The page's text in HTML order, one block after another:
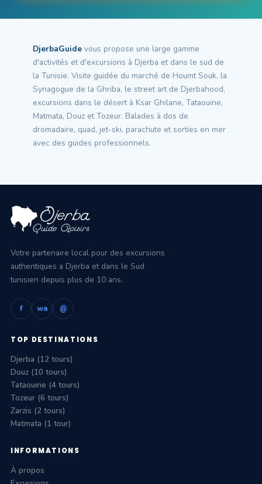
DjerbaGuide vous propose une large gamme
d'activités et d'excursions à Djerba et dans le sud de
la Tunisie. Visite guidée du marché de Houmt Souk, la
Synagogue de la Ghriba, le street art de Djerbahood,
excursions dans le désert à Ksar Ghilane, Tataouine,
Matmata, Douz et Tozeur. Balades à dos de
dromadaire, quad, jet-ski, parachute et sorties en mer
avec des guides professionnels.
Votre partenaire local pour des excursions
authentiques a Djerba et dans le Sud
tunisien depuis plus de 10 ans.
f wa @
TOP DESTINATIONS
Djerba (12 tours)
Douz (10 tours)
Tataouine (4 tours)
Tozeur (6 tours)
Zarzis (2 tours)
Matmata (1 tour)
INFORMATIONS
À propos